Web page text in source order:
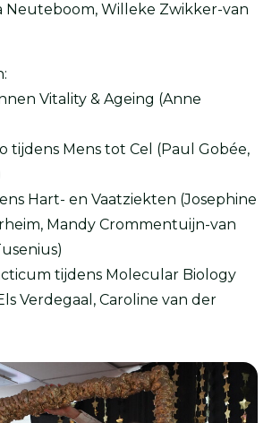
Neuteboom, Willeke Zwikker-van
Vitality & Ageing (Anne
tijdens Mens tot Cel (Paul Gobée,
Hart- en Vaatziekten (Josephine
Mandy Crommentuijn-van
tijdens Molecular Biology
Verdegaal, Caroline van der